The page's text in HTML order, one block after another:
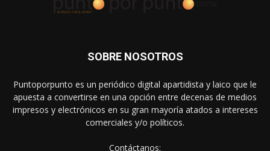
SOBRE NOSOTROS
Puntoporpunto es un periódico digital apartidista y laico que le
apuesta a convertirse en una opción entre decenas de medios
impresos y electrónicos en su gran mayoría atados a intereses
comerciales y/o políticos.
Contáctanos: